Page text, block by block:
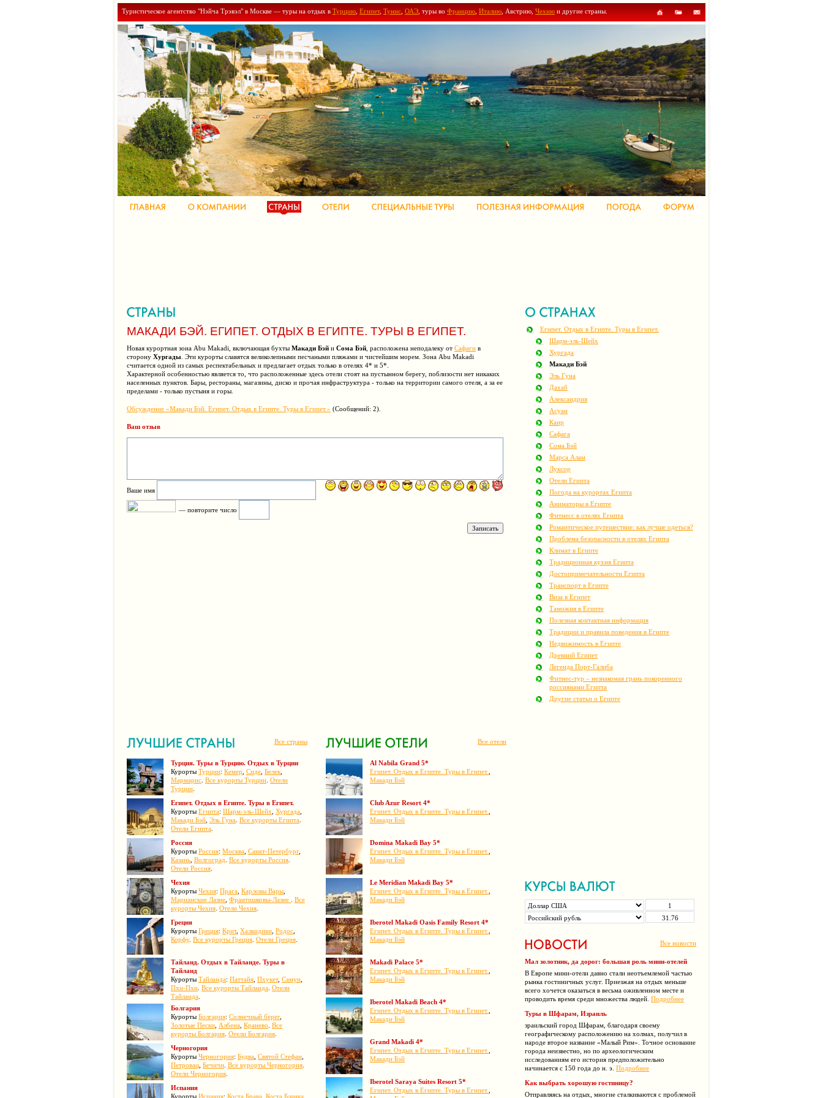
Туристическое агентство "Нэйча Трэвэл" в Москве — туры на отдых в Турцию Египет, Тунис ОАЭ , туры во Францию Италию , Австрию, Чехию и другие страны.
МАКАДИ БЭЙ. ЕГИПЕТ. ОТДЫХ В ЕГИПТЕ. ТУРЫ В ЕГИПЕТ.
Новая курортная зона Abu Makadi, включающая бухты Макади Бэй и Сома Бэй , расположена неподалеку от Сафаги в
сторону Хургады . Эти курорты славятся великолепными песчаными пляжами и чистейшим морем. Зона Abu Makadi
считается одной из самых респектабельных и предлагает отдых только в отелях 4* и 5*.
Характерной особенностью является то, что расположенные здесь отели стоят на пустынном берегу, поблизости нет никаких
населенных пунктов. Бары, рестораны, магазины, диско и прочая инфраструктура - только на территории самого отеля, а за ее
пределами - только пустыня и горы.
Обсуждение «Макади Бэй. Египет. Отдых в Египте. Туры в Египет.» (Сообщений: 2).
Ваш отзыв
Ваше имя
— повторите число
Все страны
Турция. Туры в Турцию. Отдых в Турции
Курорты Турции: Кемер Сиде Белек
Мармарис Все курорты Турции Отели
Турции
Египет. Отдых в Египте. Туры в Египет.
Курорты Египта: Шарм-эль-Шейх Хургада
Макади Бэй Эль Гуна Все курорты Египта
Отели Египта
Россия
Курорты Россия: Москва Санкт-Петербург,
Казань Волгоград Все курорты Россия
Отели Россия
Чехия
Курорты Чехия: Прага Карловы Вары
Марианские Лазне Франтишковы-Лазне
Все
курорты Чехия Отели Чехия
Греция
Курорты Греция: Крит, Халкидики Родос
Корфу. Все курорты Греция Отели Греция
Тайланд. Отдых в Тайланде. Туры в
Тайланд
Курорты Тайланда: Паттайя Пхукет, Самуи
Пхи-Пхи Все курорты Тайланда Отели
Тайланда
Болгария
Курорты Болгария: Солнечный берег,
Золотые Пески Албена Кранево Все
курорты Болгария Отели Болгария
Черногория
Курорты Черногория: Будва Святой Стефан
Петровац Бечичи Все курорты Черногория
Отели Черногория
Испания
Курорты Испания: Коста Брава Коста Бланка
Все отели
Al Nabila Grand 5*
Египет. Отдых в Египте. Туры в Египет.
Макади Бэй
Club Azur Resort 4*
Египет. Отдых в Египте. Туры в Египет.
Макади Бэй
Domina Makadi Bay 5*
Египет. Отдых в Египте. Туры в Египет.
Макади Бэй
Le Meridian Makadi Bay 5*
Египет. Отдых в Египте. Туры в Египет.
Макади Бэй
Iberotel Makadi Oasis Family Resort 4*
Египет. Отдых в Египте. Туры в Египет.
Макади Бэй
Makadi Palace 5*
Египет. Отдых в Египте. Туры в Египет.
Макади Бэй
Iberotel Makadi Beach 4*
Египет. Отдых в Египте. Туры в Египет.
Макади Бэй
Grand Makadi 4*
Египет. Отдых в Египте. Туры в Египет.
Макади Бэй
Iberotel Saraya Suites Resort 5*
Египет. Отдых в Египте. Туры в Египет.
Египет. Отдых в Египте. Туры в Египет.
Шарм-эль-Шейх
Хургада
Макади Бэй
Эль Гуна
Дахаб
Александрия
Асуан
Каир
Сафага
Сома Бэй
Марса Алам
Луксор
Отели Египта
Погода на курортах Египта
Аниматоры в Египте
Фитнесс в отелях Египта
Романтическое путешествие: как лучше одеться?
Проблема безопасности в отелях Египта
Климат в Египте
Традиционная кухня Египта
Достопримечательности Египта
Транспорт в Египте
Виза в Египет
Таможня в Египте
Полезная контактная информация
Традиции и правила поведения в Египте
Недвижимость в Египте
Древний Египет
Легенда Порт-Галиба
Фитнес-тур – незнакомая грань покоренного
россиянами Египта
Другие статьи о Египте
Все новости
Мал золотник, да дорог: большая роль мини-отелей
В Европе мини-отели давно стали неотъемлемой частью
рынка гостиничных услуг. Приезжая на отдых меньше
всего хочется оказаться в весьма оживленном месте и
проводить время среди множества людей. Подробнее
Туры в Шфарам, Израиль
зраильский город Шфарам, благодаря своему
географическому расположению на холмах, получил в
народе второе название «Малый Рим». Точное основание
города неизвестно, но по археологическим
исследованиям его история предположительно
начинается с 150 года до н. э. Подробнее
Как выбрать хорошую гостиницу?
Отправляясь на отдых, многие сталкиваются с проблемой